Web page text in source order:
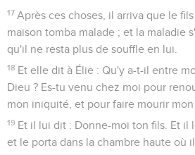
17 Après ces choses, il arriva que le
maison tomba malade ; et la maladie
qu'il ne resta plus de souffle en lui.
18 Et elle dit à Élie : Qu'y a-t-il entre
Dieu ? Es-tu venu chez moi pour
mon iniquité, et pour faire mourir mon
19 Et il lui dit : Donne-moi ton fils. Et il
et le porta dans la chambre haute où